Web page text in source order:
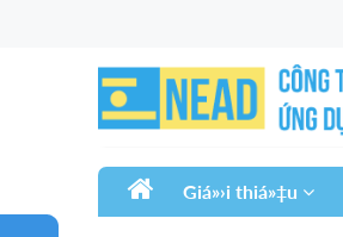
Giá»›i thiá»‡u